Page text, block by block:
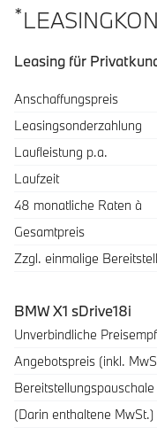
*
Leasing für
SpezifikationWert
Anschaffungspreis
Leasingsonderzahlung
Laufleistung p.a.
Laufzeit
48 monatliche Raten à
Gesamtpreis
Zzgl. einmalige
BMW X1 sDrive18i
Beschreibung Betrag
Unverbindliche
Angebotspreis (inkl.
(Darin enthaltene MwSt.)